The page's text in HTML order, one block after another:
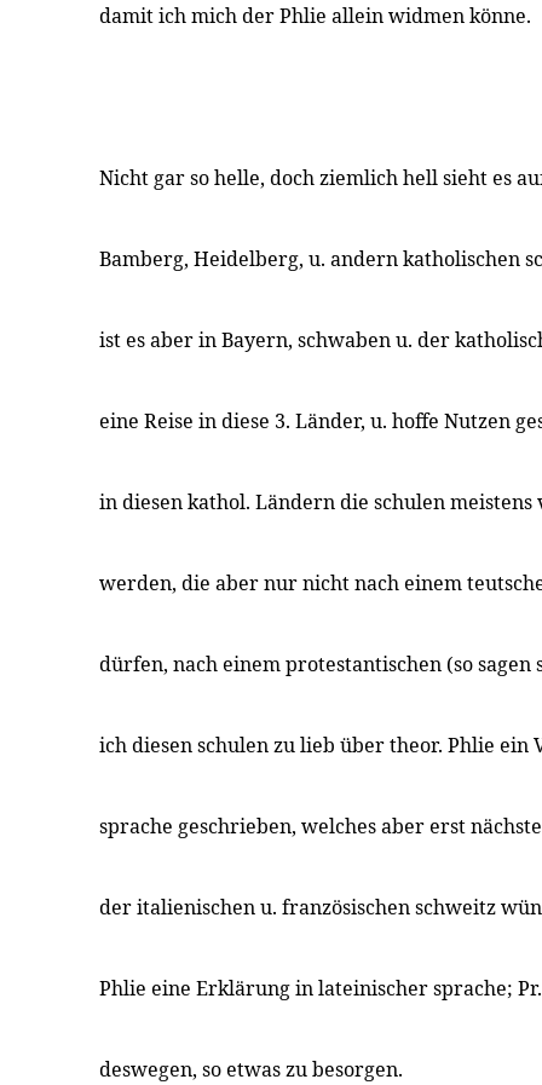
damit ich mich der Phlie allein widmen könne.
Nicht gar so helle, doch ziemlich hell sieht es
Bamberg, Heidelberg, u. andern katholischen
ist es aber in Bayern, schwaben u. der
eine Reise in diese 3. Länder, u. hoffe Nutzen
in diesen kathol. Ländern die schulen meistens
werden, die aber nur nicht nach einem
dürfen, nach einem protestantischen (so sagen
ich diesen schulen zu lieb über theor. Phlie ein
sprache geschrieben, welches aber erst
der italienischen u. französischen schweitz
Phlie eine Erklärung in lateinischer sprache;
deswegen, so etwas zu besorgen.